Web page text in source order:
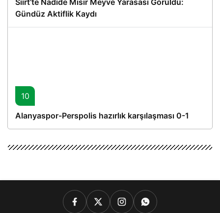
Gündüz Aktiflik Kaydı
10
Alanyaspor-Perspolis hazırlık karşılaşması 0-1